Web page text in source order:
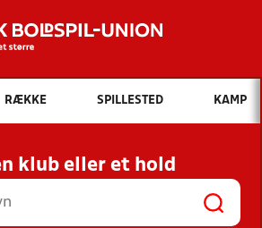
Hvad vil du søge efter?
INDHOLD OG NYHEDER
RESULTATER, KLUBBER OG
HOLD
RÆKKE SPILLESTED KAMP
klub eller et hold